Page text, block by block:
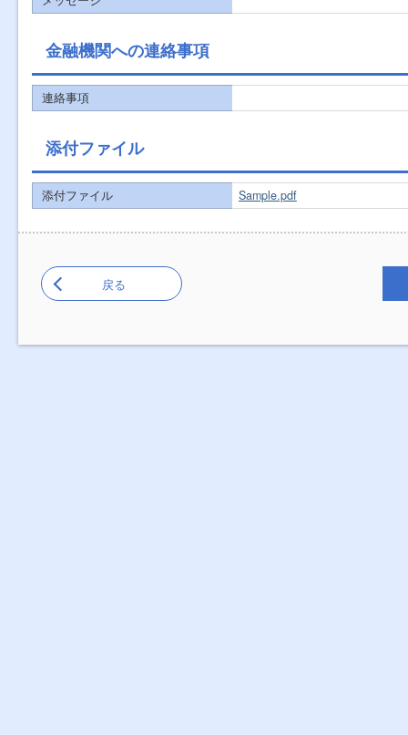
金融機関への連絡事項
連絡事項
添付ファイル
添付ファイル Sample.pdf
戻る